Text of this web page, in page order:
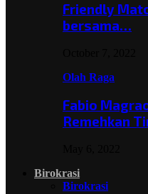
Friendly
bersama…
Olah Raga
Fabio
Remehkan
Birokrasi
Birokrasi